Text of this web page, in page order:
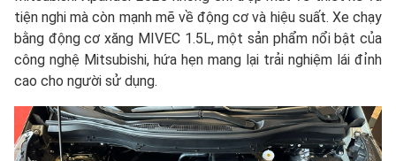
tiện nghi mà còn mạnh mẽ về động cơ và hiệu suất. Xe chạy
bằng động cơ xăng MIVEC 1.5L, một sản phẩm nổi bật của
công nghệ Mitsubishi, hứa hẹn mang lại trải nghiệm lái đỉnh
cao cho người sử dụng.